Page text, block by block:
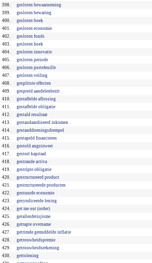
398.
gesloten bewaarneming
399.
gesloten bewaring
400.
gesloten boek
401.
gesloten economie
402.
gesloten fonds
403.
gesloten hoek
404.
gesloten innovatie
405.
gesloten periode
406.
gesloten portefeuille
407.
gesloten veiling
408.
gesplitste effecten
409.
gespreid aandelenbezit
410.
gestaffelde aflossing
411.
gestaffelde obligatie
412.
gestald resultaat
413.
gestandaardiseerd inkomen
414.
gestanddoeningsdrempel
415.
gestapeld financieren
416.
gestold angstzweet
417.
gestort kapitaal
418.
gestrande activa
419.
gestripte obligatie
420.
gestructureerd product
421.
gestructureerde producten
422.
gestuurde economie
423.
gesyndiceerde lening
424.
get me out (order)
425.
getallenfetisjisme
426.
getrapte overname
427.
getrimde gemiddelde inflatie
428.
getrouwheidspremie
429.
getrouwheidsrekening
430.
gettolening